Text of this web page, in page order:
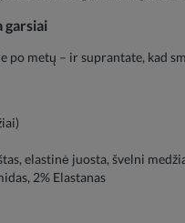
garsiai
metų – ir suprantate, kad
elastinė juosta, švelni
2% Elastanas